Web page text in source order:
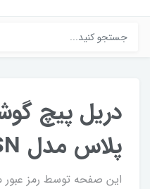
دریل پیچ
پلاس مدل 0911SN
این صفحه توسط رمز